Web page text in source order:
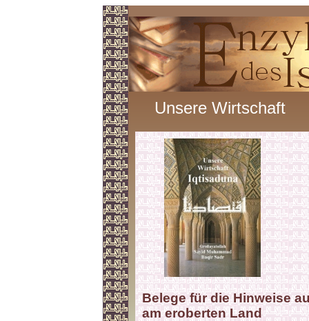
Unsere Wirtschaft
Belege für die Hinweise
am eroberten Land